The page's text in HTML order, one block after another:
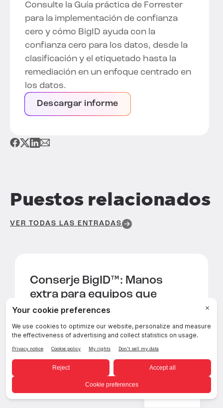
Consulte la Guía práctica de Forrester
para la implementación de confianza
cero y cómo BigID ayuda con la
confianza cero para los datos, desde la
clasificación y el etiquetado hasta la
remediación en un enfoque centrado en
los datos.
Descargar informe
Puestos relacionados
VER TODAS LAS ENTRADAS
Conserje BigID™: Manos
extra para equipos que
avanzan rápidamente en
datos e IA
Noticias de BigID
Estrategia de datos
Spanish